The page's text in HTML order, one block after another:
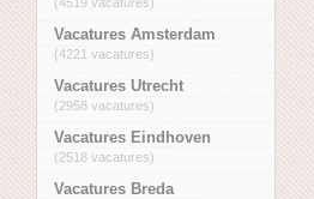
Vacatures Amsterdam
(4221 vacatures)
Vacatures Utrecht
(2958 vacatures)
Vacatures Eindhoven
(2518 vacatures)
Vacatures Breda